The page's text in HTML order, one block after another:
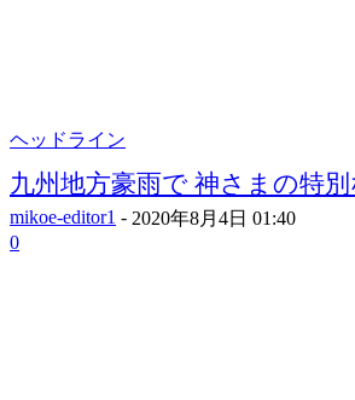
ヘッドライン
九州地方豪雨で 神さまの特
mikoe-editor1 - 2020年8月4日 01:40
0